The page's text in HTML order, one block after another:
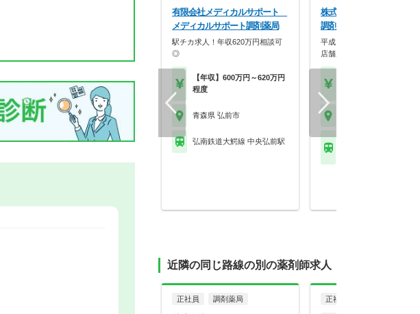
有限会社メディカルサポート
メディカルサポート調剤薬局
駅チカ求人！年収620万円相談可
◎
【年収】600万円～620万円
程度
青森県 弘前市
弘南鉄道大鰐線 中央弘前駅
株式会社メディラック
調剤薬局松森町店
平成11年の設立以来、東北
店舗展開を行ってい…
近隣の同じ路線の別の薬剤師求人
正社員 調剤薬局 正社員